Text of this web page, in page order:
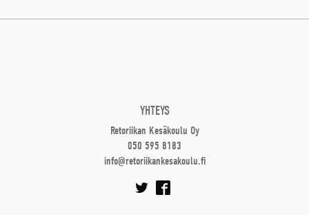
YHTEYS
Retoriikan Kesäkoulu Oy
050 595 8183
info@retoriikankesakoulu.fi